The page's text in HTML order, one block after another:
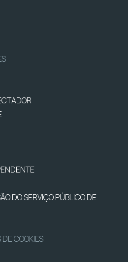
DO SERVIÇO PÚBLICO DE
COOKIES